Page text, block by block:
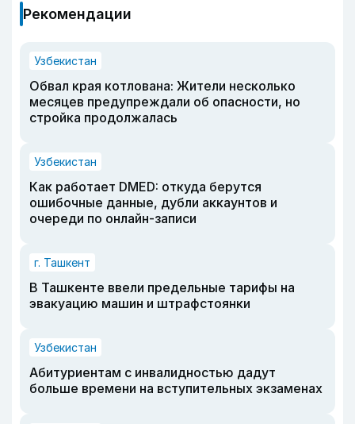
Рекомендации
Узбекистан
Обвал края котлована: Жители несколько
месяцев предупреждали об опасности, но
стройка продолжалась
Узбекистан
Как работает DMED: откуда берутся
ошибочные данные, дубли аккаунтов и
очереди по онлайн-записи
г. Ташкент
В Ташкенте ввели предельные тарифы на
эвакуацию машин и штрафстоянки
Узбекистан
Абитуриентам с инвалидностью дадут
больше времени на вступительных экзаменах